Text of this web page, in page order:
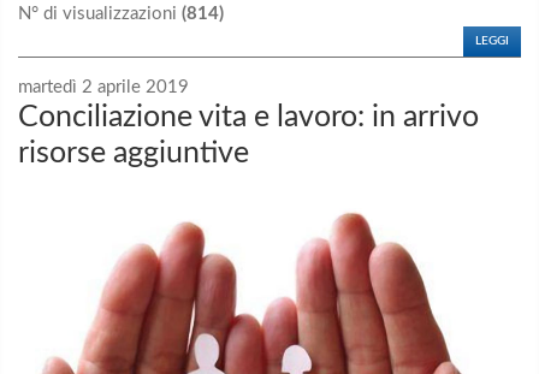
N° di visualizzazioni (814)
LEGGI
martedì 2 aprile 2019
Conciliazione vita e lavoro: in arrivo
risorse aggiuntive